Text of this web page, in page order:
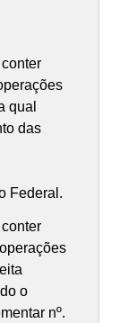
qual
das
Federal.
o
nº.